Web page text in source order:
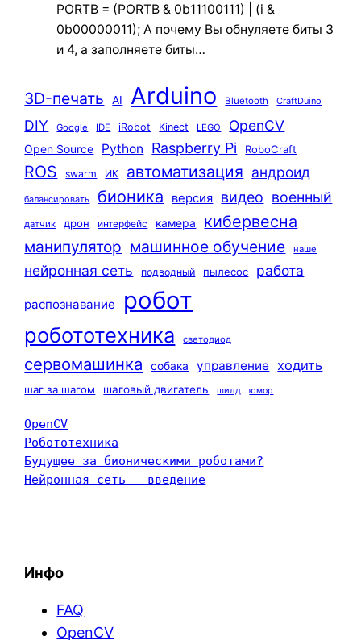
PORTB = (PORTB & 0b11100111) | (i &
0b00000011); А почему Вы обнуляете биты 3
и 4, а заполняете биты…
3D-печать AI Arduino Bluetooth CraftDuino
DIY Google IDE iRobot Kinect LEGO OpenCV
Open Source Python Raspberry Pi RoboCraft
ROS swarm ИК автоматизация андроид
балансировать бионика версия видео военный
датчик дрон интерфейс камера кибервесна
манипулятор машинное обучение наше
нейронная сеть подводный пылесос работа
распознавание робот
робототехника светодиод
сервомашинка собака управление ходить
шаг за шагом шаговый двигатель шилд юмор
OpenCV
Робототехника
Будущее за бионическими роботами?
Нейронная сеть - введение
Инфо
FAQ
OpenCV